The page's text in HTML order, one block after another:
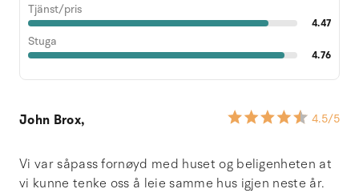
Tjänst/pris
4.47
Stuga
4.76
John Brox, 4.5/5
Vi var såpass fornøyd med huset og beligenheten at
vi kunne tenke oss å leie samme hus igjen neste år.